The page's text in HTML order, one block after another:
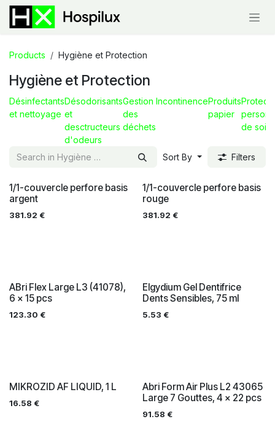
Skip to Content
Products Hygiène et Protection
Hygiène et Protection
Désinfectants
et nettoyage
Désodorisants
et
desctructeurs
d'odeurs
Gestion
des
déchets
IncontinenceProduits
papier
de soins
Sort By Filters
1/1-couvercle perfore basis
argent
381.92 €
1/1-couvercle perfore basis
rouge
381.92 €
ABri Flex Large L3 (41078),
6 x 15 pcs
123.30 €
Elgydium Gel Dentifrice
Dents Sensibles, 75 ml
5.53 €
MIKROZID AF LIQUID, 1 L
16.58 €
Abri Form Air Plus L2 43065
Large 7 Gouttes, 4 x 22 pcs
91.58 €